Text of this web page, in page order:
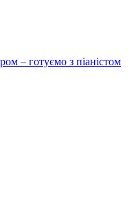
– готуємо з піаністом